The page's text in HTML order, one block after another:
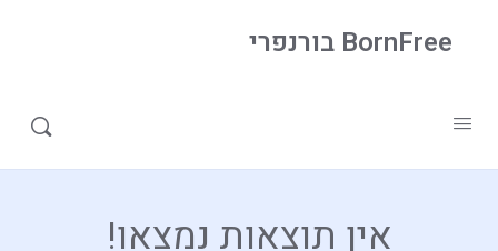
BornFree בורנפרי
Home
אין תוצאות נמצאו!